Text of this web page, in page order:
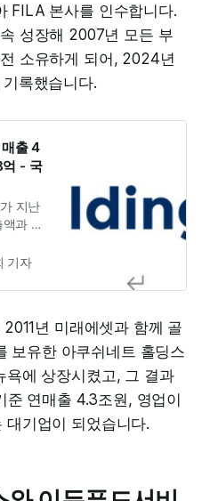
FILA 본사를 인수합니다.
성장해 2007년 모든 부
소유하게 되어, 2024년
록했습니다.
출 4
- 국
지난
과 영
년
기자
년 미래에셋과 함께 골
보유한 아쿠쉬네트 홀딩스
에 상장시켰고, 그 결과
연매출 4.3조원, 영업이
기업이 되었습니다.